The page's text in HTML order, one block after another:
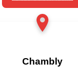
Chambly